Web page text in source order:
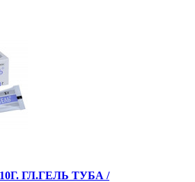
ГЛ.ГЕЛЬ ТУБА /